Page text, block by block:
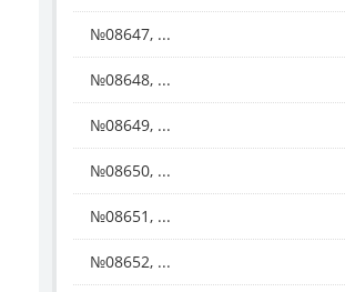
№08647, ...
№08648, ...
№08649, ...
№08650, ...
№08651, ...
№08652, ...